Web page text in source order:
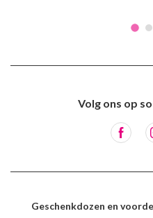
Volg ons op
Geschenkdozen en